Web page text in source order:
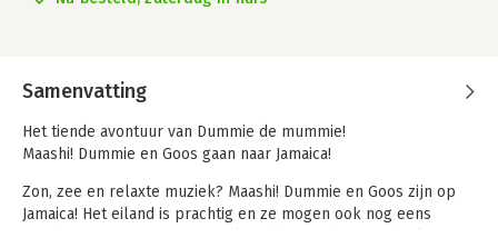
Samenvatting
Het tiende avontuur van Dummie de mummie!
Maashi! Dummie en Goos gaan naar Jamaica!
Zon, zee en relaxte muziek? Maashi! Dummie en Goos zijn op
Jamaica! Het eiland is prachtig en ze mogen ook nog eens